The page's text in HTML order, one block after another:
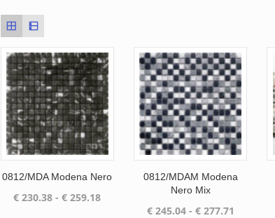
0812/MDA Modena Nero
€ 230.38 - € 259.18Prijsklasse:
0812/MDAM Modena
Nero Mix
€245.04 - €277.71